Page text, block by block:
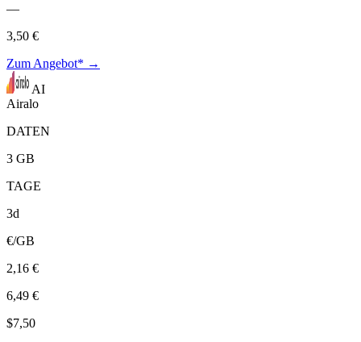
—
3,50 €
Zum Angebot* →
AI
Airalo
DATEN
3 GB
TAGE
3d
€/GB
2,16 €
6,49 €
$7,50